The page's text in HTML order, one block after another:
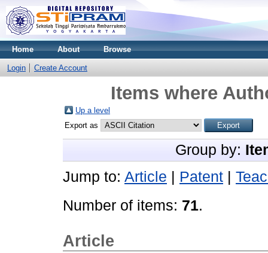
Home About Browse
Login Create Account
Items where
Up a level
Export as
Group by:
Jump to: Article Patent
Number of items: 71.
Article